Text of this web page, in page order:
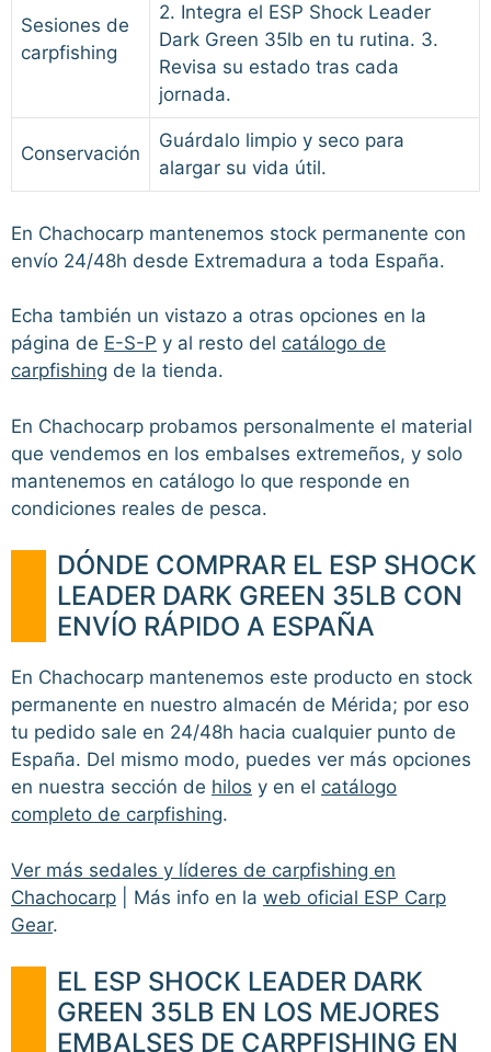
Sesiones de
carpfishing
2. Integra el ESP Shock Leader
Dark Green 35lb en tu rutina. 3.
Revisa su estado tras cada
jornada.
Conservación
Guárdalo limpio y seco para
alargar su vida útil.
En Chachocarp mantenemos stock permanente con
envío 24/48h desde Extremadura a toda España.
Echa también un vistazo a otras opciones en la
página de E-S-P y al resto del catálogo de
carpfishing de la tienda.
En Chachocarp probamos personalmente el material
que vendemos en los embalses extremeños, y solo
mantenemos en catálogo lo que responde en
condiciones reales de pesca.
DÓNDE COMPRAR EL ESP SHOCK
LEADER DARK GREEN 35LB CON
ENVÍO RÁPIDO A ESPAÑA
En Chachocarp mantenemos este producto en stock
permanente en nuestro almacén de Mérida; por eso
tu pedido sale en 24/48h hacia cualquier punto de
España. Del mismo modo, puedes ver más opciones
en nuestra sección de hilos y en el catálogo
completo de carpfishing.
Ver más sedales y líderes de carpfishing en
Chachocarp | Más info en la web oficial ESP Carp
Gear.
EL ESP SHOCK LEADER DARK
GREEN 35LB EN LOS MEJORES
EMBALSES DE CARPFISHING EN